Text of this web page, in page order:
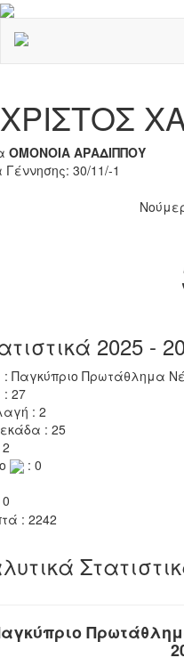
ΧΡΙΣΤΟΣ
ΟΜΟΝΟΙΑ ΑΡΑΔΙΠΠΟΥ
30/11/-1
2025 -
: Παγκύπριο Πρωτάθλημα
: 27
: 2
: 25
: 0
: 2242